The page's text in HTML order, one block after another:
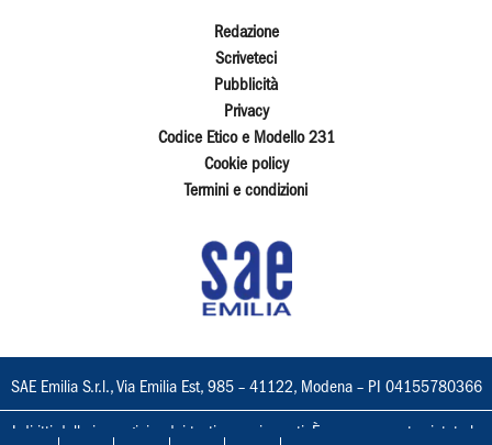
Redazione
Scriveteci
Pubblicità
Privacy
Codice Etico e Modello 231
Cookie policy
Termini e condizioni
SAE Emilia S.r.l., Via Emilia Est, 985 – 41122, Modena – PI 04155780366
I diritti delle immagini e dei testi sono riservati. È espressamente vietata la